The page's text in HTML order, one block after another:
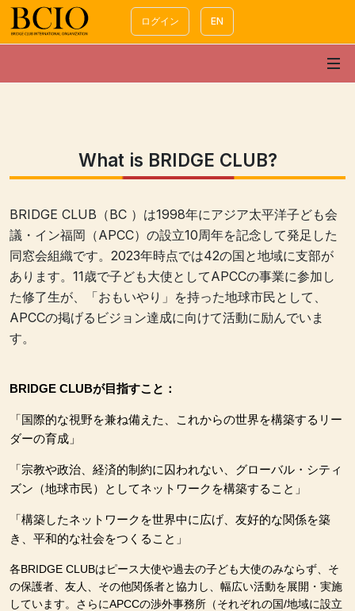
ログイン EN
What is BRIDGE CLUB?
BRIDGE CLUB （BC ）は1998年にアジア太平洋子ども会
議・イン福岡（APCC）の設立10周年を記念して発足した
同窓会組織です。2023年時点では42の国と地域に支部が
あります。11歳で子ども大使としてAPCCの事業に参加し
た修了生が、「おもいやり」を持った地球市民として、
APCCの掲げるビジョン達成に向けて活動に励んでいま
す。
BRIDGE CLUBが目指すこと：
「国際的な視野を兼ね備えた、これからの世界を構築するリー
ダーの育成」
「宗教や政治、経済的制約に囚われない、グローバル・シティ
ズン（地球市民）としてネットワークを構築すること」
「構築したネットワークを世界中に広げ、友好的な関係を築
き、平和的な社会をつくること」
各BRIDGE CLUBはピース大使や過去の子ども大使のみならず、そ
の保護者、友人、その他関係者と協力し、幅広い活動を展開・実施
しています。さらにAPCCの渉外事務所（それぞれの国/地域に設立